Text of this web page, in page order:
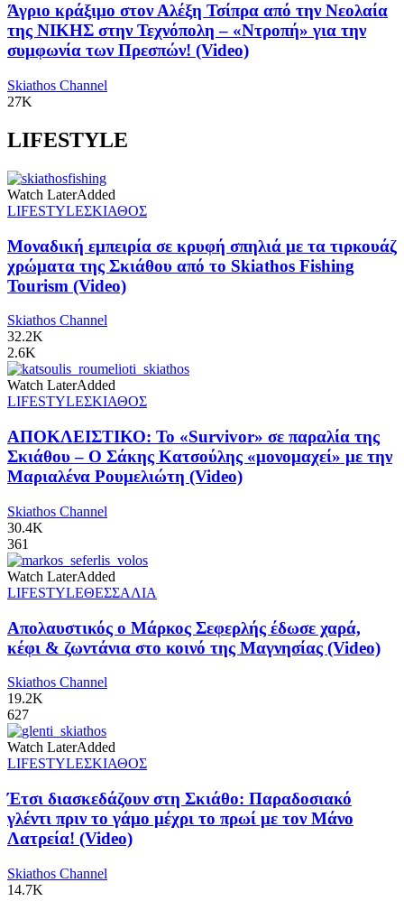
Άγριο κράξιμο στον Αλέξη Τσίπρα από την Νεολαία
της ΝΙΚΗΣ στην Τεχνόπολη – «Ντροπή» για την
συμφωνία των Πρεσπών! (Video)
Skiathos Channel
27K
LIFESTYLE
Watch LaterAdded
LIFESTYLEΣΚΙΑΘΟΣ
Μοναδική εμπειρία σε κρυφή σπηλιά με τα τιρκουάζ
χρώματα της Σκιάθου από το Skiathos Fishing
Tourism (Video)
Skiathos Channel
32.2K
2.6K
Watch LaterAdded
LIFESTYLEΣΚΙΑΘΟΣ
ΑΠΟΚΛΕΙΣΤΙΚΟ: Το «Survivor» σε παραλία της
Σκιάθου – Ο Σάκης Κατσούλης «μονομαχεί» με την
Μαριαλένα Ρουμελιώτη (Video)
Skiathos Channel
30.4K
361
Watch LaterAdded
LIFESTYLEΘΕΣΣΑΛΙΑ
Απολαυστικός ο Μάρκος Σεφερλής έδωσε χαρά,
κέφι & ζωντάνια στο κοινό της Μαγνησίας (Video)
Skiathos Channel
19.2K
627
Watch LaterAdded
LIFESTYLEΣΚΙΑΘΟΣ
Έτσι διασκεδάζουν στη Σκιάθο: Παραδοσιακό
γλέντι πριν το γάμο μέχρι το πρωί με τον Μάνο
Λατρεία! (Video)
Skiathos Channel
14.7K